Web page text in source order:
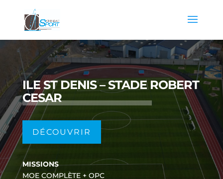
ILE ST DENIS – STADE ROBERT
CESAR
DÉCOUVRIR
MISSIONS
MOE COMPLÈTE + OPC